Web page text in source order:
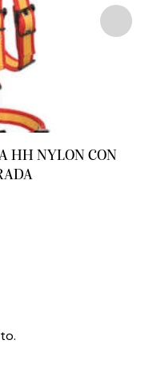
HH NYLON CON